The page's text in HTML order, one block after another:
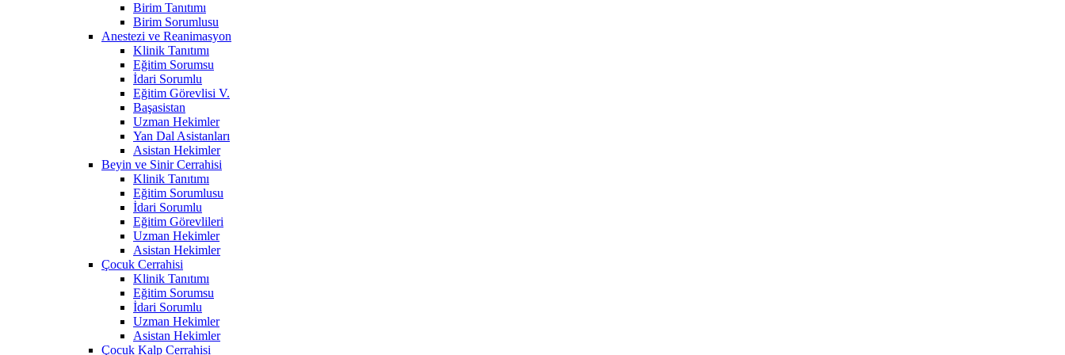
Birim Tanıtımı
Birim Sorumlusu
Anestezi ve Reanimasyon
Klinik Tanıtımı
Eğitim Sorumsu
İdari Sorumlu
Eğitim Görevlisi V.
Başasistan
Uzman Hekimler
Yan Dal Asistanları
Asistan Hekimler
Beyin ve Sinir Cerrahisi
Klinik Tanıtımı
Eğitim Sorumlusu
İdari Sorumlu
Eğitim Görevlileri
Uzman Hekimler
Asistan Hekimler
Çocuk Cerrahisi
Klinik Tanıtımı
Eğitim Sorumsu
İdari Sorumlu
Uzman Hekimler
Asistan Hekimler
Çocuk Kalp Cerrahisi